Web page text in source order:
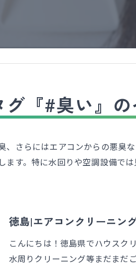
グ『#臭い』
、さらにはエアコンからの悪臭
す。特に水回りや空調設備で
徳島|エアコンクリーニン
こんにちは！徳島県でハウスク
水周りクリーニング等まだまだ